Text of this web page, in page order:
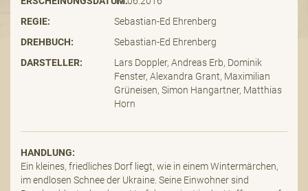
REGIE:
Sebastian-Ed Ehrenberg
DREHBUCH:
Sebastian-Ed Ehrenberg
DARSTELLER:
Lars Doppler, Andreas Erb, Dominik
Fenster, Alexandra Grant, Maximilian
Grüneisen, Simon Hangartner, Matthias
Horn
HANDLUNG:
Ein kleines, friedliches Dorf liegt, wie in einem Wintermärchen,
im endlosen Schnee der Ukraine. Seine Einwohner sind